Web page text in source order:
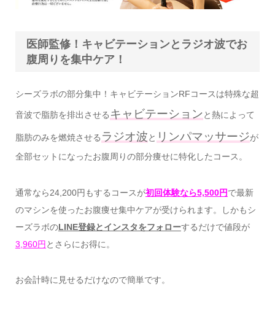
医師監修！キャビテーションとラジオ波でお
腹周りを集中ケア！
シーズラボの部分集中！キャビテーションRFコースは特殊な超
音波で脂肪を排出させる キャビテーションと熱によって
脂肪のみを燃焼させる ラジオ波と リンパマッサージが
全部セットになったお腹周りの部分痩せに特化したコース。
通常なら24,200円もするコースが初回体験なら5,500円で最新
のマシンを使ったお腹痩せ集中ケアが受けられます。しかもシ
ーズラボのLINE登録とインスタをフォローするだけで値段が
3,960円 とさらにお得に。
お会計時に見せるだけなので簡単です。